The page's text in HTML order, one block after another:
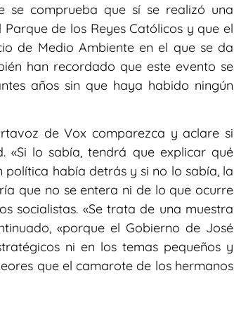
se comprueba que sí se realizó una
de los Reyes Católicos y que el
de Medio Ambiente en el que se da
han recordado que este evento se
años sin que haya habido ningún
de Vox comparezca y aclare si
lo sabía, tendrá que explicar qué
había detrás y si no lo sabía, la
que no se entera ni de lo que ocurre
socialistas. «Se trata de una muestra
«porque el Gobierno de José
ni en los temas pequeños y
que el camarote de los hermanos